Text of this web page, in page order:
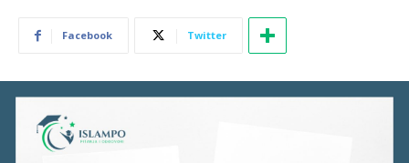
Facebook Twitter